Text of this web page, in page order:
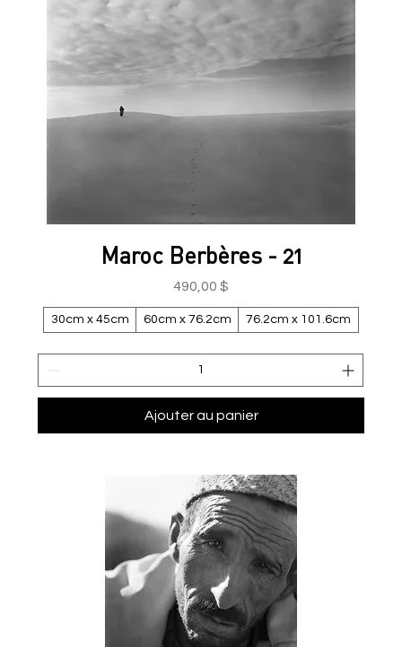
Maroc Berbères - 21
Prix
490,00 $
30cm x 45cm 60cm x 76.2cm 76.2cm x 101.6cm
Ajouter au panier